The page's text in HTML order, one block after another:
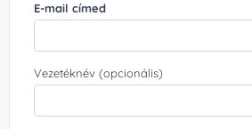
E-mail címed
Vezetéknév (opcionális)